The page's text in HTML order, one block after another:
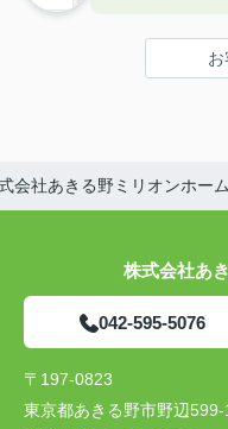
会社あきる野ミリオンホー
株式会社あ
042-595-5076
〒197-0823
東京都あきる野市野辺599-